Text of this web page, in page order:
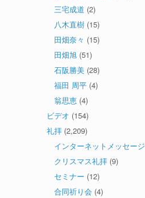
三宅成道 (2)
八木直樹 (15)
田畑奈々 (15)
田畑旭 (51)
石阪勝美 (28)
福田 周平 (4)
翁思恵 (4)
ビデオ (154)
礼拝 (2,209)
インターネットメッセージ
クリスマス礼拝 (9)
セミナー (12)
合同祈り会 (4)